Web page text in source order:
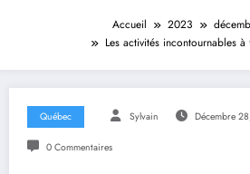
Accueil 2023
Les activités incontournables
Québec Sylvain Décembre
0 Commentaires